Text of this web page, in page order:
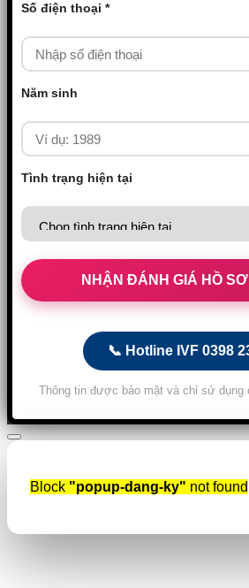
Số điện thoại *
Năm sinh
Tình trạng hiện tại
📞 Hotline IVF 0398
Thông tin được bảo mật và chỉ sử
Block "popup-dang-ky" not found